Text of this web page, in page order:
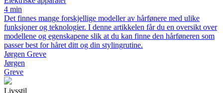
4 min
Det finnes mange forskjellige modeller av hårfønere med ulike
funksjoner og teknologier. I denne artikkelen får du en oversikt over
modellene og egenskapene slik at du kan finne den hårføneren som
passer best for håret ditt og din stylingrutine.
Jørgen Greve
Jørgen
Greve
Livsstil